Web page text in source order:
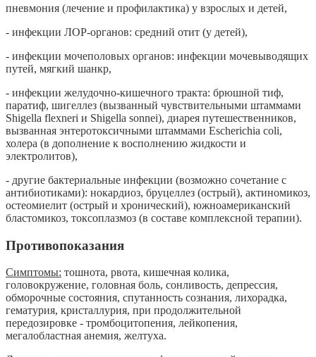
пневмония (лечение и профилактика) у взрослых и детей,
- инфекции ЛОР-органов: средний отит (у детей),
- инфекции мочеполовых органов: инфекции мочевыводящих
путей, мягкий шанкр,
- инфекции желудочно-кишечного тракта: брюшной тиф,
паратиф, шигеллез (вызванный чувствительными штаммами
Shigella flexneri и Shigella sonnei), диарея путешественников,
вызванная энтеротоксичными штаммами Escherichia coli,
холера (в дополнение к восполнению жидкости и
электролитов),
- другие бактериальные инфекции (возможно сочетание с
антибиотиками): нокардиоз, бруцеллез (острый), актиномикоз,
остеомиелит (острый и хронический), южноамериканский
бластомикоз, токсоплазмоз (в составе комплексной терапии).
Противопоказания
Симптомы: тошнота, рвота, кишечная колика,
головокружение, головная боль, сонливость, депрессия,
обморочные состояния, спутанность сознания, лихорадка,
гематурия, кристаллурия, при продолжительной
передозировке - тромбоцитопения, лейкопения,
мегалобластная анемия, желтуха.